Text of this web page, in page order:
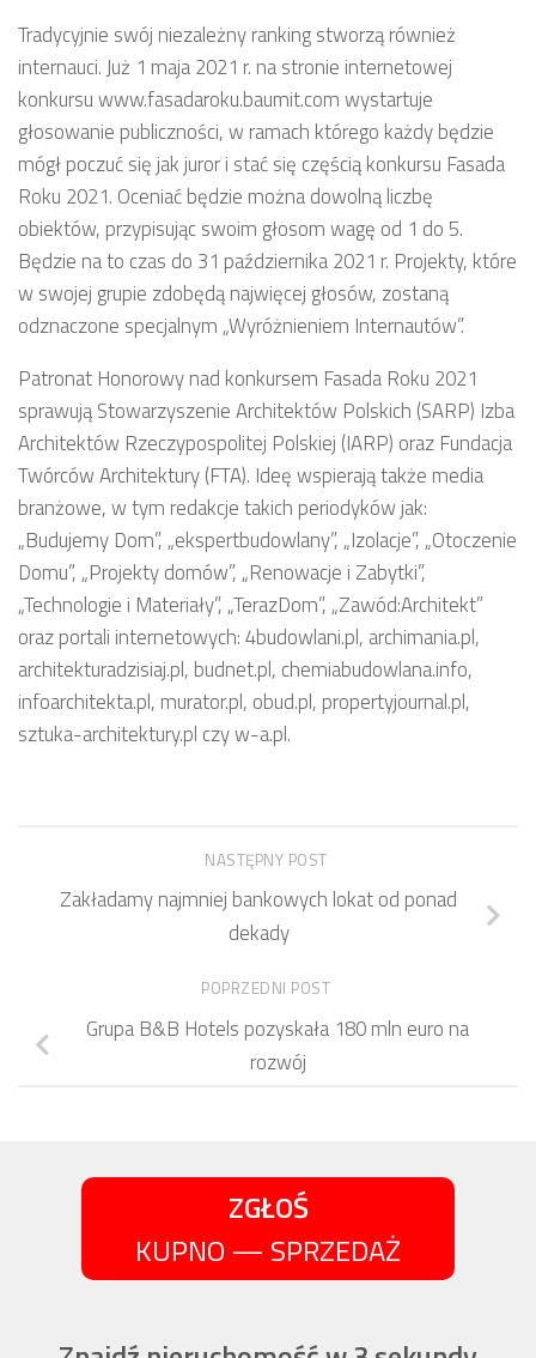
Tradycyjnie swój niezależny ranking stworzą również
internauci. Już 1 maja 2021 r. na stronie internetowej
konkursu www.fasadaroku.baumit.com wystartuje
głosowanie publiczności, w ramach którego każdy będzie
mógł poczuć się jak juror i stać się częścią konkursu Fasada
Roku 2021. Oceniać będzie można dowolną liczbę
obiektów, przypisując swoim głosom wagę od 1 do 5.
Będzie na to czas do 31 października 2021 r. Projekty, które
w swojej grupie zdobędą najwięcej głosów, zostaną
odznaczone specjalnym „Wyróżnieniem Internautów”.
Patronat Honorowy nad konkursem Fasada Roku 2021
sprawują Stowarzyszenie Architektów Polskich (SARP) Izba
Architektów Rzeczypospolitej Polskiej (IARP) oraz Fundacja
Twórców Architektury (FTA). Ideę wspierają także media
branżowe, w tym redakcje takich periodyków jak:
„Budujemy Dom”, „ekspertbudowlany”, „Izolacje”, „Otoczenie
Domu”, „Projekty domów”, „Renowacje i Zabytki”,
„Technologie i Materiały”, „TerazDom”, „Zawód:Architekt”
oraz portali internetowych: 4budowlani.pl, archimania.pl,
architekturadzisiaj.pl, budnet.pl, chemiabudowlana.info,
infoarchitekta.pl, murator.pl, obud.pl, propertyjournal.pl,
sztuka-architektury.pl czy w-a.pl.
NASTĘPNY POST
Zakładamy najmniej bankowych lokat od ponad
dekady
POPRZEDNI POST
Grupa B&B Hotels pozyskała 180 mln euro na
rozwój
ZGŁOŚ
KUPNO — SPRZEDAŻ